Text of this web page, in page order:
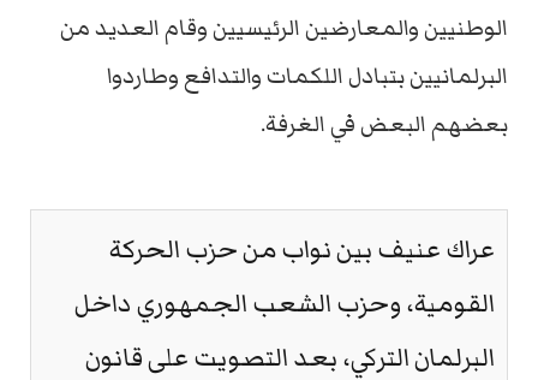
الوطنيين والمعارضين الرئيسيين وقام العديد من
البرلمانيين بتبادل اللكمات والتدافع وطاردوا
بعضهم البعض في الغرفة.
عراك عنيف بين نواب من حزب الحركة
القومية، وحزب الشعب الجمهوري داخل
البرلمان التركي، بعد التصويت على قانون